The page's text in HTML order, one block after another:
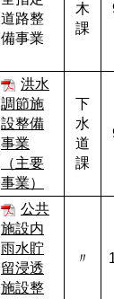
道路整
備事業
木
課
洪水
調節施
設整備
事業
（主要
事業）
下
水
道
課
公共
施設内
雨水貯
留浸透
施設整
〃